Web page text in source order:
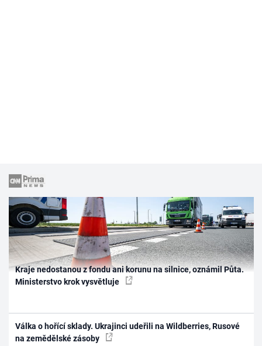
Kraje nedostanou z fondu ani korunu na silnice, oznámil Půta.
Ministerstvo krok vysvětluje
Válka o hořící sklady. Ukrajinci udeřili na Wildberries, Rusové
na zemědělské zásoby